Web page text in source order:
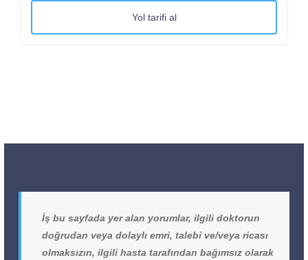
Yol tarifi al
İş bu sayfada yer alan yorumlar, ilgili doktorun
doğrudan veya dolaylı emri, talebi ve/veya ricası
olmaksızın, ilgili hasta tarafından bağımsız olarak